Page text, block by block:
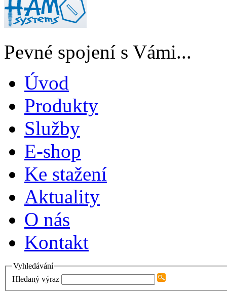
Pevné spojení s Vámi...
Úvod
Produkty
Služby
E-shop
Ke stažení
Aktuality
O nás
Kontakt
Vyhledávání
Hledaný výraz